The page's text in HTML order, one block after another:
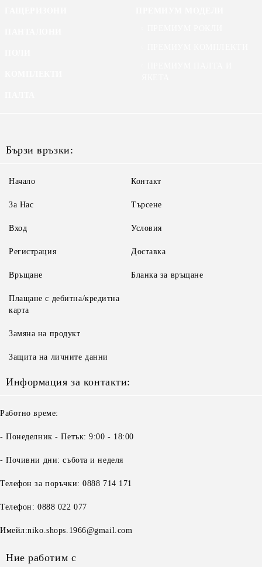
Бързи връзки:
Начало
За Нас
Вход
Регистрация
Контакт
Търсене
Условия
Доставка
Връщане
Плащане с дебитна/кредитна
карта
Замяна на продукт
Защита на личните данни
Бланка за връщане
Информация за контакти:
Работно време:
- Понеделник - Петък: 9:00 - 18:00
- Почивни дни: събота и неделя
Телефон за поръчки: 0888 714 171
Телефон: 0888 022 077
Имейл:niko.shops.1966@gmail.com
Ние работим с